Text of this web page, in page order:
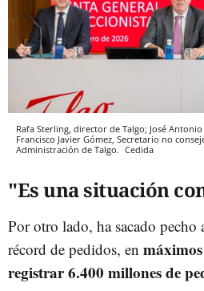
Rafa Sterling, director de Talgo; José
Francisco Javier Gómez, Secretario no
Administración de Talgo. Cedida
"Es una situación
Por otro lado, ha sacado pecho
récord de pedidos, en
registrar6.400 millones de